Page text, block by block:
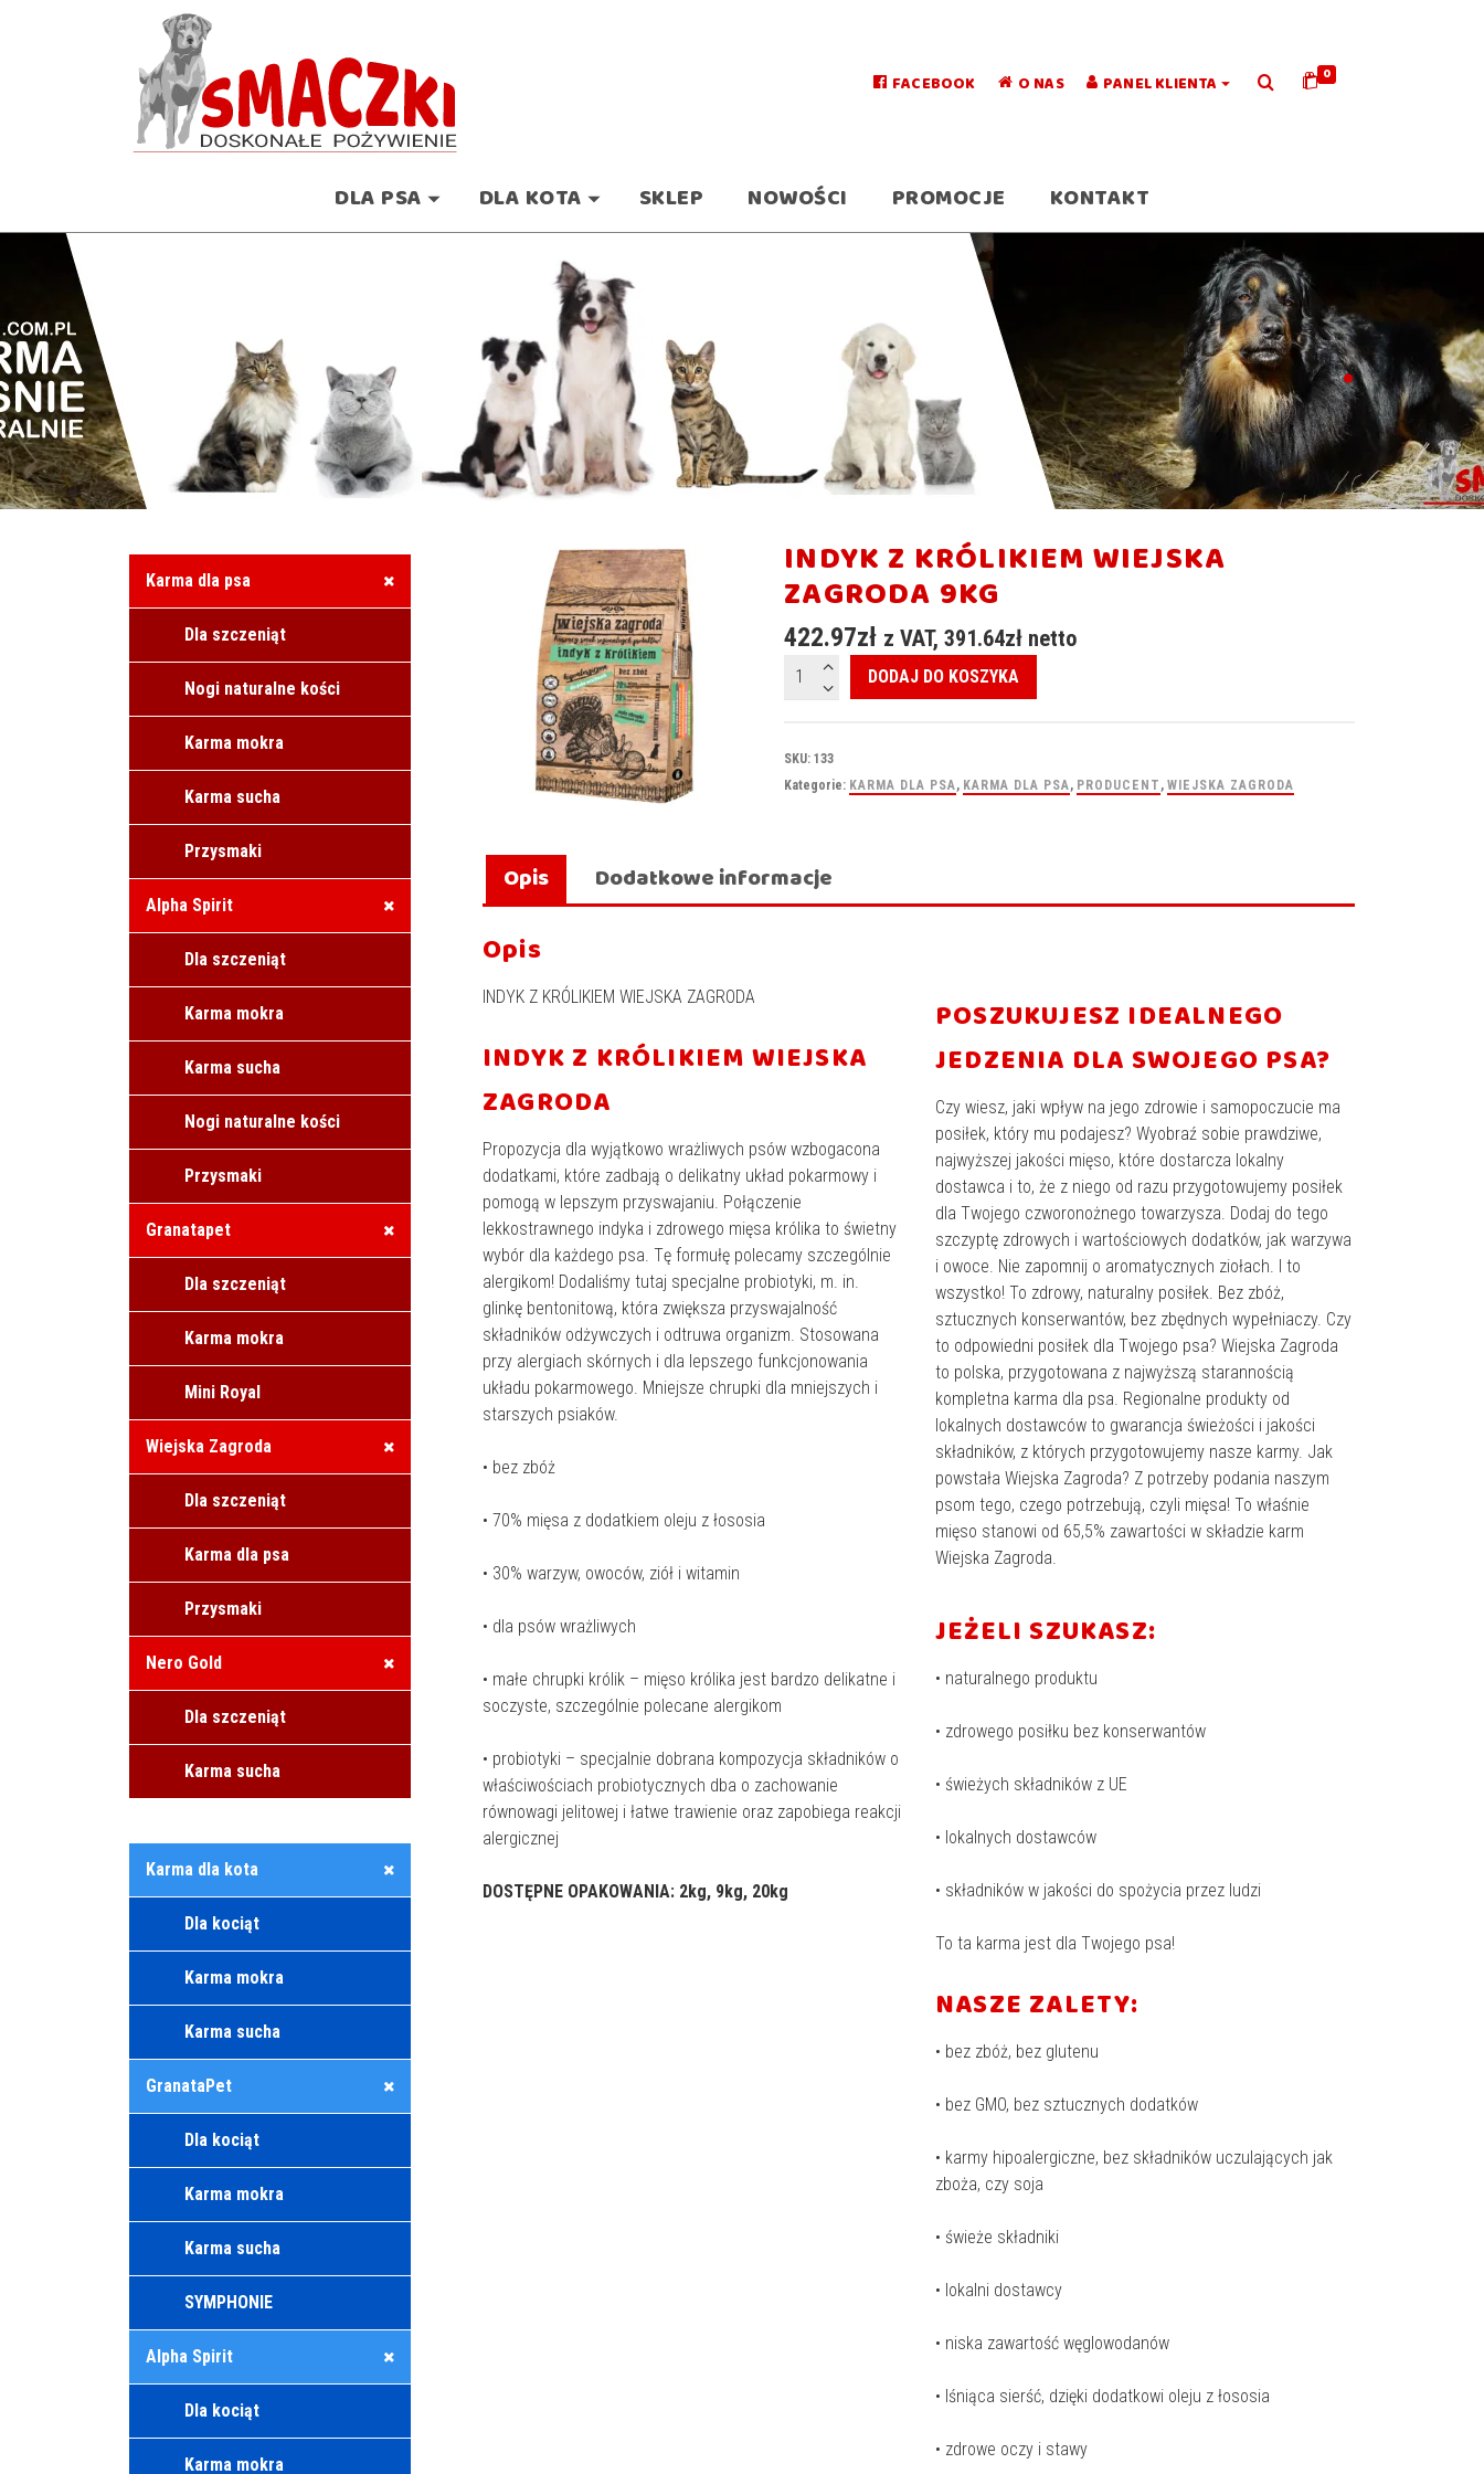
FACEBOOK O NAS PANEL KLIENTA 0
DLA PSA DLA KOTA SKLEP NOWOŚCI PROMOCJE KONTAKT
.
INDYK Z KRÓLIKIEM WIEJSKA
ZAGRODA 9KG
422.97zł z VAT,391.64zł netto
ilość
INDYK
ZAGRODA
DODAJ DO KOSZYKA
SKU:133
Kategorie: KARMA DLA PSA, KARMA DLA PSA, PRODUCENT ,WIEJSKA ZAGRODA
Opis Dodatkowe informacje
Opis
INDYK Z KRÓLIKIEM WIEJSKA ZAGRODA
INDYK Z KRÓLIKIEM WIEJSKA
ZAGRODA
Propozycja dla wyjątkowo wrażliwych psów wzbogacona
dodatkami, które zadbają o delikatny układ pokarmowy i
pomogą w lepszym przyswajaniu. Połączenie
lekkostrawnego indyka i zdrowego mięsa królika to świetny
wybór dla każdego psa. Tę formułę polecamy szczególnie
alergikom! Dodaliśmy tutaj specjalne probiotyki, m. in.
glinkę bentonitową, która zwiększa przyswajalność
składników odżywczych i odtruwa organizm. Stosowana
przy alergiach skórnych i dla lepszego funkcjonowania
układu pokarmowego. Mniejsze chrupki dla mniejszych i
starszych psiaków.
• bez zbóż
• 70% mięsa z dodatkiem oleju z łososia
• 30% warzyw, owoców, ziół i witamin
• dla psów wrażliwych
• małe chrupki królik – mięso królika jest bardzo delikatne i
soczyste, szczególnie polecane alergikom
• probiotyki – specjalnie dobrana kompozycja składników o
właściwościach probiotycznych dba o zachowanie
równowagi jelitowej i łatwe trawienie oraz zapobiega reakcji
alergicznej
DOSTĘPNE OPAKOWANIA: 2kg, 9kg, 20kg
POSZUKUJESZ IDEALNEGO
JEDZENIA DLA SWOJEGO PSA?
Czy wiesz, jaki wpływ na jego zdrowie i samopoczucie ma
posiłek, który mu podajesz? Wyobraź sobie prawdziwe,
najwyższej jakości mięso, które dostarcza lokalny
dostawca i to, że z niego od razu przygotowujemy posiłek
dla Twojego czworonożnego towarzysza. Dodaj do tego
szczyptę zdrowych i wartościowych dodatków, jak warzywa
i owoce. Nie zapomnij o aromatycznych ziołach. I to
wszystko! To zdrowy, naturalny posiłek. Bez zbóż,
sztucznych konserwantów, bez zbędnych wypełniaczy. Czy
to odpowiedni posiłek dla Twojego psa? Wiejska Zagroda
to polska, przygotowana z najwyższą starannością
kompletna karma dla psa. Regionalne produkty od
lokalnych dostawców to gwarancja świeżości i jakości
składników, z których przygotowujemy nasze karmy. Jak
powstała Wiejska Zagroda? Z potrzeby podania naszym
psom tego, czego potrzebują, czyli mięsa! To właśnie
mięso stanowi od 65,5% zawartości w składzie karm
Wiejska Zagroda.
JEŻELI SZUKASZ:
• naturalnego produktu
• zdrowego posiłku bez konserwantów
• świeżych składników z UE
• lokalnych dostawców
• składników w jakości do spożycia przez ludzi
To ta karma jest dla Twojego psa!
NASZE ZALETY:
• bez zbóż, bez glutenu
• bez GMO, bez sztucznych dodatków
• karmy hipoalergiczne, bez składników uczulających jak
zboża, czy soja
• świeże składniki
• lokalni dostawcy
• niska zawartość węglowodanów
• lśniąca sierść, dzięki dodatkowi oleju z łososia
• zdrowe oczy i stawy
Karma dla psa
Dla szczeniąt
Nogi naturalne kości
Karma mokra
Karma sucha
Przysmaki
Alpha Spirit
Dla szczeniąt
Karma mokra
Karma sucha
Nogi naturalne kości
Przysmaki
Granatapet
Dla szczeniąt
Karma mokra
Mini Royal
Wiejska Zagroda
Dla szczeniąt
Karma dla psa
Przysmaki
Nero Gold
Dla szczeniąt
Karma sucha
Karma dla kota
Dla kociąt
Karma mokra
Karma sucha
GranataPet
Dla kociąt
Karma mokra
Karma sucha
SYMPHONIE
Alpha Spirit
Dla kociąt
Karma mokra